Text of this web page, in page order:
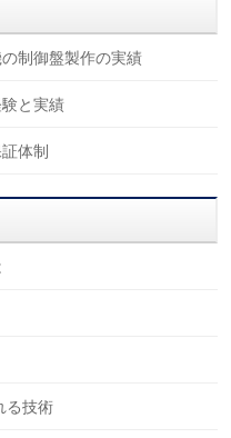
制御盤製作の実績
と実績
体制
る技術